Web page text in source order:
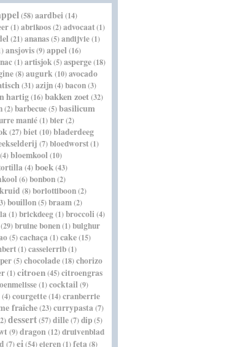
(58)aardbei(14)
(1)abrikoos(2)advocaat(1)
(21)ananas(5)andijvie(1)
ansjovis(9)appel(16)
(1)artisjok(5)asperge(18)
(8)augurk (10)avocado
(31)azijn(4)bacon(3)
hartig(16)bakken zoet(32)
(2)barbecue(5)basilicum
manié(1)bier(2)
(27)biet(10)bladerdeeg
(7)bloedworst(1)
(4)bloemkool (10)
(4)boek(43)
(6)bonbon(2)
(8)borlottiboon(2)
bouillon(5)braam(2)
(1)brickdeeg(1)broccoli (4)
(29)bruine bonen(1)bulghur
(5)cachaça (1)cake(15)
(1)casselerrib(1)
(5)chocolade(18)chorizo
(1)citroen(45)citroengras
(1)cocktail (9)
(4)courgette(14)cranberrie
fraîche(23)currypasta(7)
dessert(57)dille(7)dip(5)
(9)dragon (12)druivenblad
(7)ei(54)eieren(1)feta(8)